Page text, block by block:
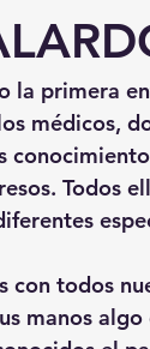
la primera
médicos,
Todos
con todos
manos